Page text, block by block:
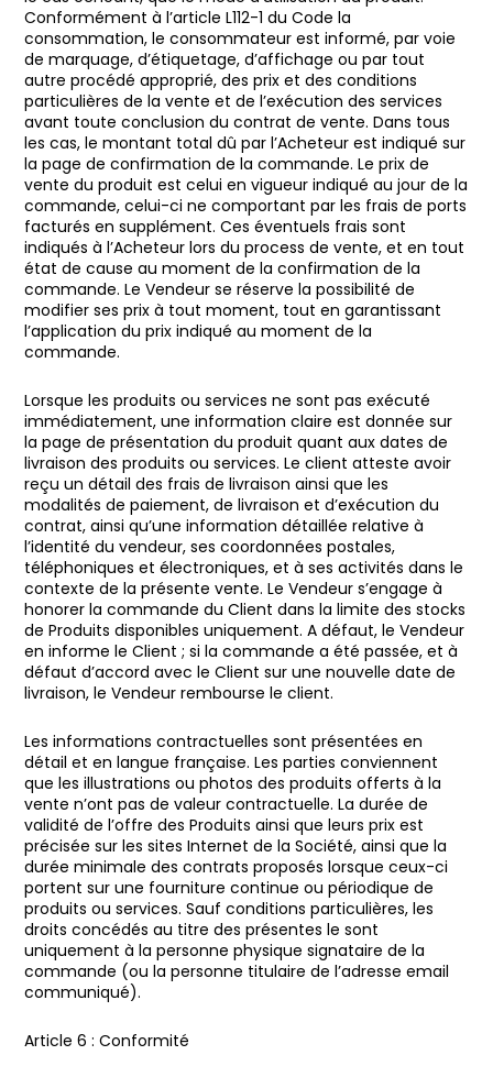
Conformément à l’article L112-1 du Code la
consommation, le consommateur est informé, par voie
de marquage, d’étiquetage, d’affichage ou par tout
autre procédé approprié, des prix et des conditions
particulières de la vente et de l’exécution des services
avant toute conclusion du contrat de vente. Dans tous
les cas, le montant total dû par l’Acheteur est indiqué sur
la page de confirmation de la commande. Le prix de
vente du produit est celui en vigueur indiqué au jour de la
commande, celui-ci ne comportant par les frais de ports
facturés en supplément. Ces éventuels frais sont
indiqués à l’Acheteur lors du process de vente, et en tout
état de cause au moment de la confirmation de la
commande. Le Vendeur se réserve la possibilité de
modifier ses prix à tout moment, tout en garantissant
l’application du prix indiqué au moment de la
commande.
Lorsque les produits ou services ne sont pas exécuté
immédiatement, une information claire est donnée sur
la page de présentation du produit quant aux dates de
livraison des produits ou services. Le client atteste avoir
reçu un détail des frais de livraison ainsi que les
modalités de paiement, de livraison et d’exécution du
contrat, ainsi qu’une information détaillée relative à
l’identité du vendeur, ses coordonnées postales,
téléphoniques et électroniques, et à ses activités dans le
contexte de la présente vente. Le Vendeur s’engage à
honorer la commande du Client dans la limite des stocks
de Produits disponibles uniquement. A défaut, le Vendeur
en informe le Client ; si la commande a été passée, et à
défaut d’accord avec le Client sur une nouvelle date de
livraison, le Vendeur rembourse le client.
Les informations contractuelles sont présentées en
détail et en langue française. Les parties conviennent
que les illustrations ou photos des produits offerts à la
vente n’ont pas de valeur contractuelle. La durée de
validité de l’offre des Produits ainsi que leurs prix est
précisée sur les sites Internet de la Société, ainsi que la
durée minimale des contrats proposés lorsque ceux-ci
portent sur une fourniture continue ou périodique de
produits ou services. Sauf conditions particulières, les
droits concédés au titre des présentes le sont
uniquement à la personne physique signataire de la
commande (ou la personne titulaire de l’adresse email
communiqué).
Article 6 : Conformité